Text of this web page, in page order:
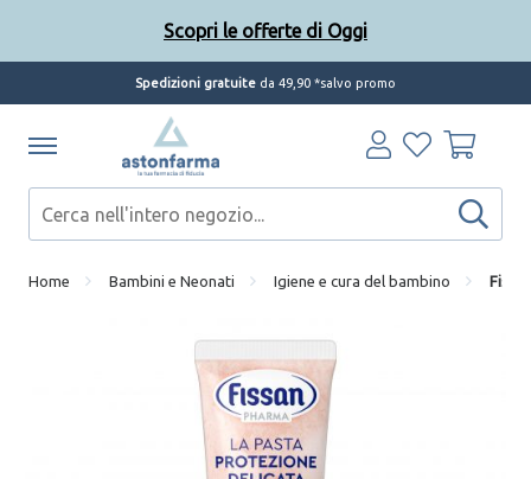
Spedizioni gratuite da 49,90 *salvo promo
Home Bambini e Neonati Igiene e cura del bambino
Scopri le offerte di Oggi